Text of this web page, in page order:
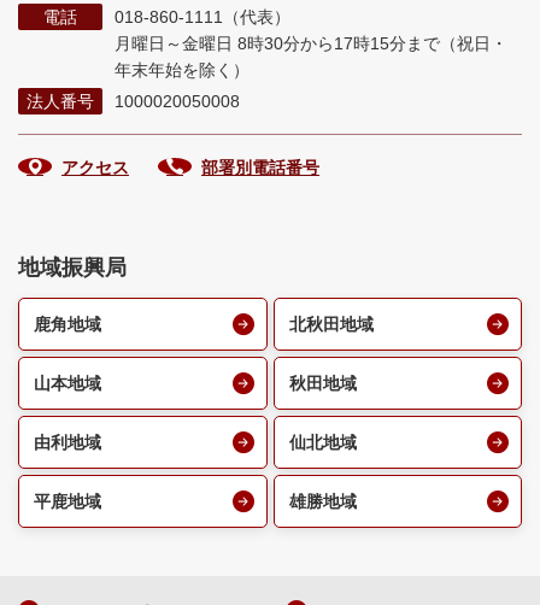
電話
018-860-1111（代表）
月曜日～金曜日 8時30分から17時15分まで （祝日・
年末年始を除く）
法人番号
1000020050008
アクセス 部署別電話番号
地域振興局
鹿角地域 北秋田地域
山本地域 秋田地域
由利地域 仙北地域
平鹿地域 雄勝地域